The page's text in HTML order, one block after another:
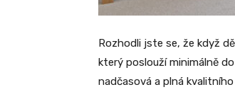
Rozhodli jste se, že když
který poslouží minimálně
nadčasová a plná